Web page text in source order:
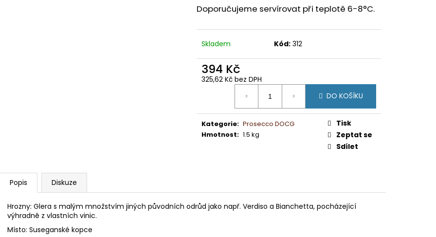
Doporučujeme servírovat při teplotě 6-8°C.
Skladem Kód: 312
394 Kč
325,62 Kč bez DPH
DO KOŠÍKU
Kategorie: Prosecco DOCG
Hmotnost: 1.5 kg
Tisk
Zeptat se
Sdílet
Popis Diskuze
Hrozny: Glera s malým množstvím jiných původních odrůd jako např. Verdiso a Bianchetta, pocházející
výhradně z vlastních vinic.
Místo: Suseganské kopce